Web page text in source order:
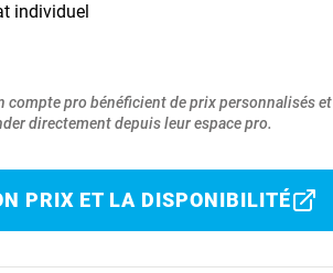
individuel
compte pro bénéficient de prix personnalisés et
directement depuis leur espace pro.
PRIX ET LA DISPONIBILITÉ